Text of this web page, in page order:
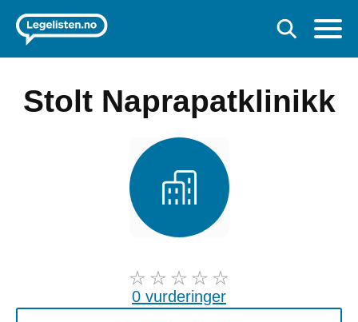
Stolt Naprapatklinikk
0 vurderinger